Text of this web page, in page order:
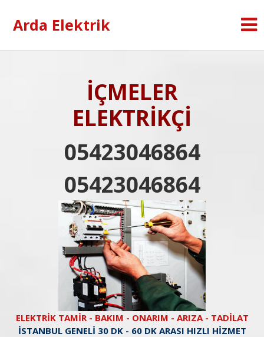
Arda Elektrik
İÇMELER
ELEKTRİKÇİ
05423046864
05423046864
ELEKTRİK TAMİR - BAKIM - ONARIM - ARIZA - TADİLAT
İSTANBUL GENELİ 30 DK - 60 DK ARASI HIZLI HİZMET